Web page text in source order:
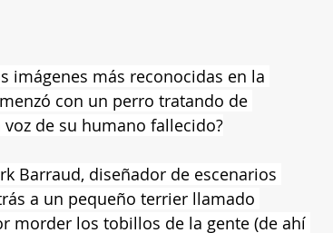
imágenes más reconocidas en la
con un perro tratando de
de su humano fallecido?
Barraud, diseñador de escenarios
a un pequeño terrier llamado
morder los tobillos de la gente (de ahí